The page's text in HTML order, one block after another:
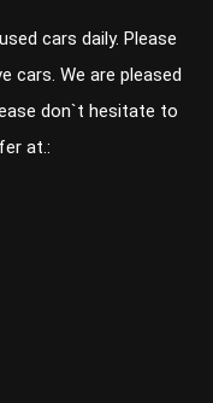
cars daily. Please
cars. We are pleased
don`t hesitate to
at.: